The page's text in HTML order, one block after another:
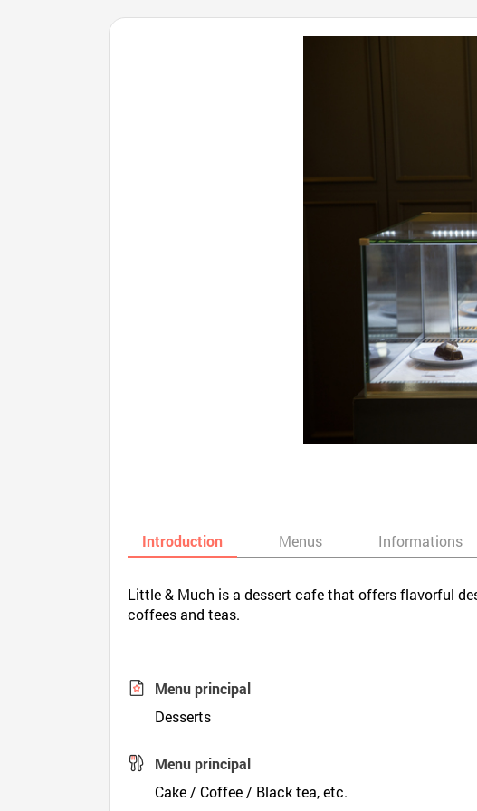
Introduction Menus Informations
Little & Much is a dessert cafe that offers flavorful
coffees and teas.
Menu principal
Desserts
Menu principal
Cake / Coffee / Black tea, etc.